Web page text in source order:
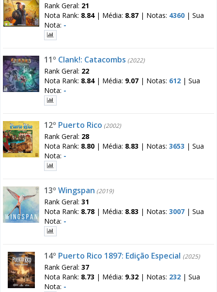
Rank Geral: 21
Nota Rank: 8.84| Média: 8.87 | Notas: 4360 | Sua
Nota: -
11º Clank!: Catacombs (2022)
Rank Geral: 22
Nota Rank: 8.84| Média: 9.07 | Notas: 612 | Sua
Nota: -
12º Puerto Rico (2002)
Rank Geral: 28
Nota Rank: 8.80 | Média: 8.83 | Notas: 3653 | Sua
Nota: -
13º Wingspan (2019)
Rank Geral: 31
Nota Rank: 8.78 | Média: 8.83 | Notas: 3007 | Sua
Nota: -
14º Puerto Rico 1897: Edição Especial (2025)
Rank Geral: 37
Nota Rank: 8.73 | Média: 9.32 | Notas: 232 | Sua
Nota: -